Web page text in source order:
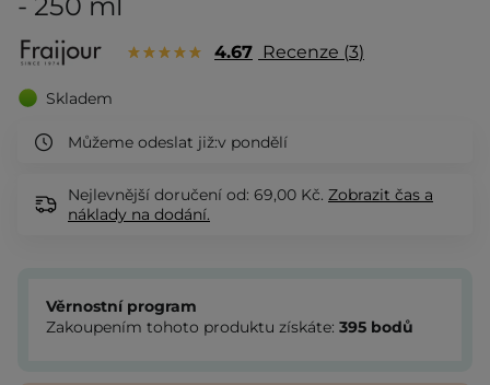
- 250 ml
4.67 Recenze 3
Skladem
Můžeme odeslat již:v pondělí
Nejlevnější doručení od: 69,00 Kč. Zobrazit čas a
náklady na dodání.
Věrnostní program
Zakoupením tohoto produktu získáte: 395 bodů